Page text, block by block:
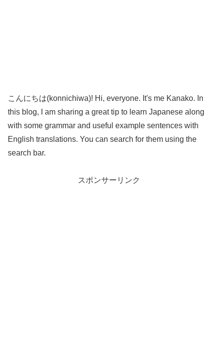
こんにちは(konnichiwa)! Hi, everyone. It's me Kanako. In
this blog, I am sharing a great tip to learn Japanese along
with some grammar and useful example sentences with
English translations. You can search for them using the
search bar.
スポンサーリンク